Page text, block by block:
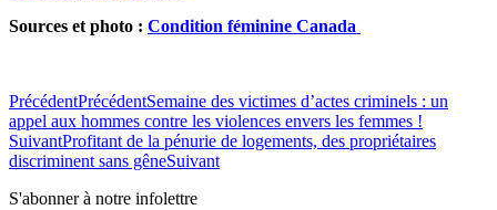
Sources et photo : Condition féminine Canada
PrécédentPrécédentSemaine des victimes d’actes criminels : un
appel aux hommes contre les violences envers les femmes !
SuivantProfitant de la pénurie de logements, des propriétaires
discriminent sans gêneSuivant
S'abonner à notre infolettre